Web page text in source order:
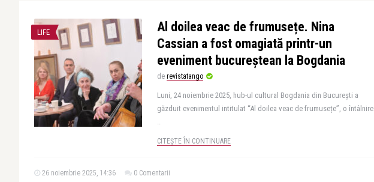
LIFE
Al doilea veac de frumusețe. Nina
Cassian a fost omagiată printr-un
eveniment bucureștean la Bogdania
de revistatango
Luni, 24 noiembrie 2025, hub-ul cultural Bogdania din București a
găzduit evenimentul intitulat “Al doilea veac de frumusețe”, o întâlnire
..
CITEȘTE ÎN CONTINUARE
26 noiembrie 2025, 14:36 0 Comentarii